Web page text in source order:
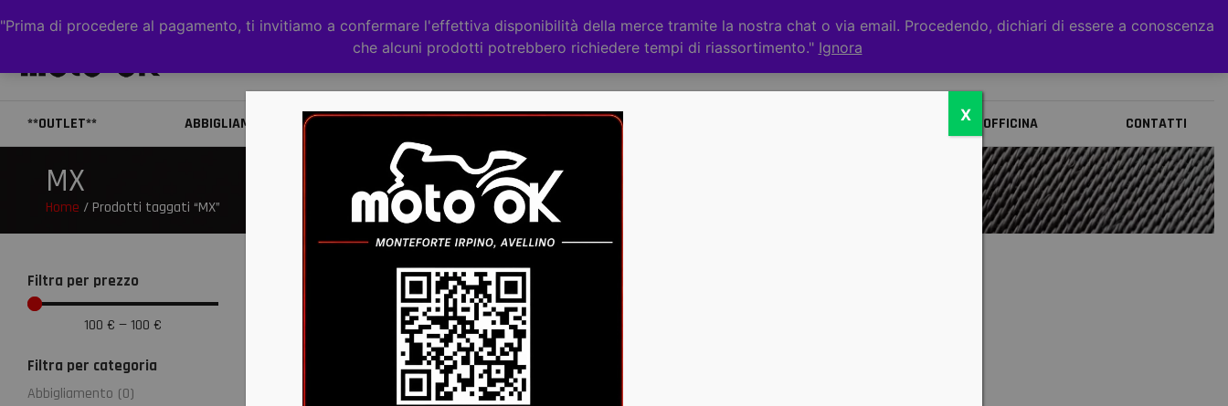
"Prima di procedere al pagamento, ti invitiamo a confermare l'effettiva disponibilità della merce tramite la nostra chat o via email. Procedendo, dichiari di essere a conoscenza
che alcuni prodotti potrebbero richiedere tempi di riassortimento." Ignora
Categorie
**OUTLET** ABBIGLIAMENTO CASCHI ACCESSORI OFFICINA CONTATTI
MX
Home / Prodotti taggati “MX”
Filtra per prezzo
100 € —100 €
Filtra per categoria
Abbigliamento (0)
X